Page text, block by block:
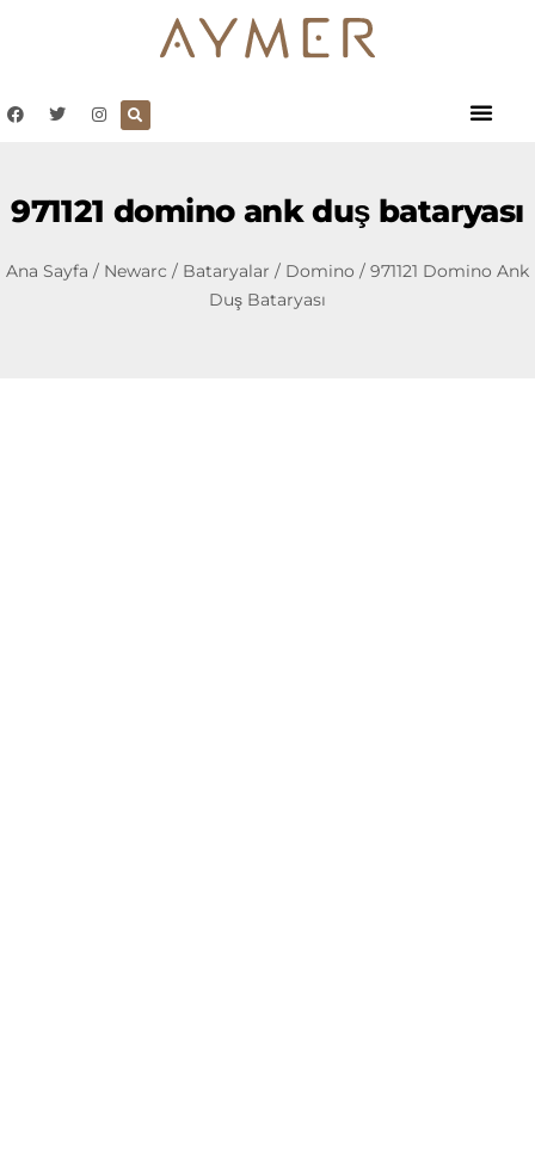
971121 domino ank duş bataryası
Ana Sayfa / Newarc / Bataryalar / Domino / 971121 Domino Ank
Duş Bataryası